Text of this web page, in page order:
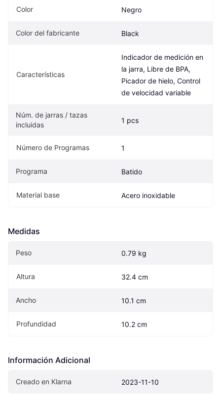
Color Negro
Color del fabricante Black
Características
Indicador de medición en
la jarra, Libre de BPA,
Picador de hielo, Control
de velocidad variable
Núm. de jarras / tazas
incluidas
1 pcs
Número de Programas 1
Programa Batido
Material base Acero inoxidable
Medidas
Peso 0.79 kg
Altura 32.4 cm
Ancho 10.1 cm
Profundidad 10.2 cm
Información Adicional
Creado en Klarna 2023-11-10